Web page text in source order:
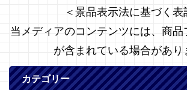
＜景品表示法に基づく表
当メディアのコンテンツには、商品
が含まれている場合があり
カテゴリー